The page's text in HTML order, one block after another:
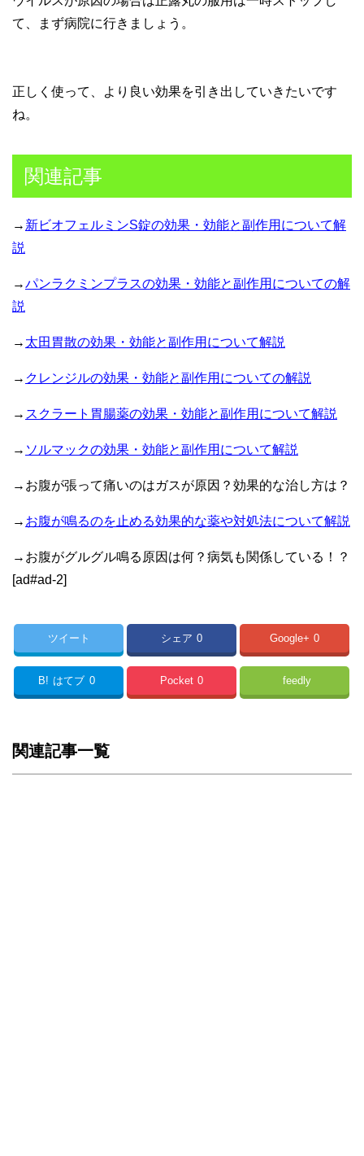
て、まず病院に行きましょう。
正しく使って、より良い効果を引き出していきたいです
ね。
関連記事
→ 新ビオフェルミンS錠の効果・効能と副作用について解
説
→パンラクミンプラスの効果・効能と副作用についての解
説
→ 太田胃散の効果・効能と副作用について解説
→ クレンジルの効果・効能と副作用についての解説
→ スクラート胃腸薬の効果・効能と副作用について解説
→ ソルマックの効果・効能と副作用について解説
→お腹が張って痛いのはガスが原因？効果的な治し方は？
→ お腹が鳴るのを止める効果的な薬や対処法について解説
→お腹がグルグル鳴る原因は何？病気も関係している！？
[ad#ad-2]
ツイート シェア 0 Google+ 0
B! はてブ 0 Pocket 0 feedly
関連記事一覧